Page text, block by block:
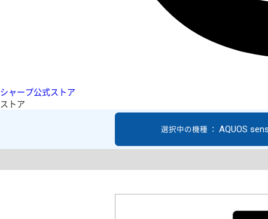
シャープ公式ストア
ストア
選択中の機種 ： AQUOS